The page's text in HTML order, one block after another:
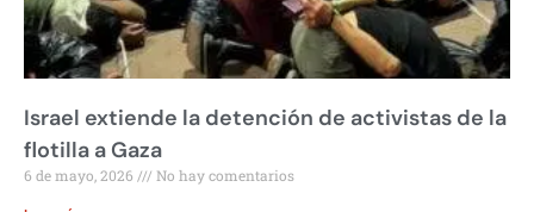
Israel extiende la detención de activistas de la
flotilla a Gaza
6 de mayo, 2026 No hay comentarios